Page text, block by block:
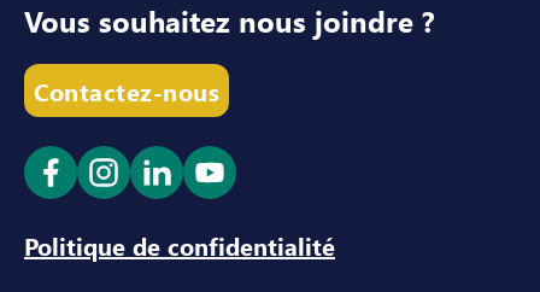
Vous souhaitez nous joindre ?
Contactez-nous
Ouvrir le lien dans un nouvel onglet
Ouvrir le lien dans un nouvel onglet
Ouvrir le lien dans un nouvel
Ouvrir le lien dans un
Politique de confidentialité